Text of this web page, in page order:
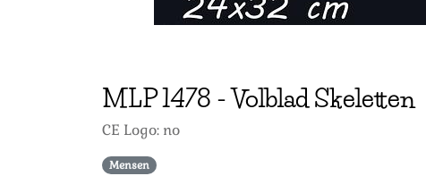
MLP1478 -Volblad Skeletten
CE Logo: no
Mensen